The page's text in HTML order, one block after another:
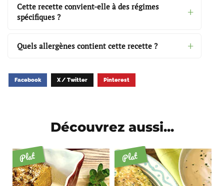
Cette recette convient-elle à des régimes
spécifiques ?
Quels allergènes contient cette recette ?
Facebook X / Twitter Pinterest
Découvrez aussi...
Plat Plat